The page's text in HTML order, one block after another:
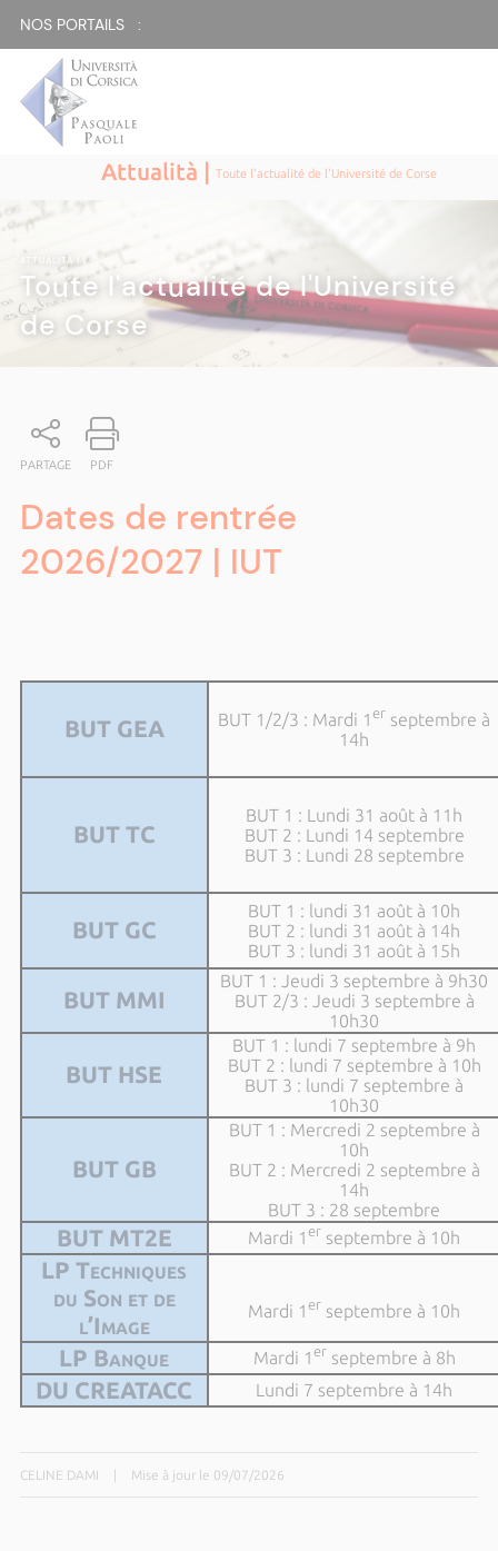
NOS PORTAILS :
Attualità |Toute l'actualité de l'Université de Corse
ATTUALITÀ|
Toute l'actualité de l'Université
de Corse
PARTAGE PDF
Dates de rentrée
2026/2027 | IUT
BUT GEA BUT 1/2/3 : Mardi 1 er septembre à
14h
BUT TC
BUT 1 : Lundi 31 août à 11h
BUT 2 : Lundi 14 septembre
BUT 3 : Lundi 28 septembre
BUT GC
BUT 1 : lundi 31 août à 10h
BUT 2 : lundi 31 août à 14h
BUT 3 : lundi 31 août à 15h
BUT MMI
BUT 1 : Jeudi 3 septembre à 9h30
BUT 2/3 : Jeudi 3 septembre à
10h30
BUT HSE
BUT 1 : lundi 7 septembre à 9h
BUT 2 : lundi 7 septembre à 10h
BUT 3 : lundi 7 septembre à
10h30
BUT GB
BUT 1 : Mercredi 2 septembre à
10h
BUT 2 : Mercredi 2 septembre à
14h
BUT 3 : 28 septembre
BUT MT2E Mardi 1 er septembre à 10h
LP Techniques
du Son et de
l’Image
Mardi 1 er septembre à 10h
LP Banque Mardi 1 er septembre à 8h
DU CREATACC Lundi 7 septembre à 14h
CELINE DAMI Mise à jour le 09/07/2026